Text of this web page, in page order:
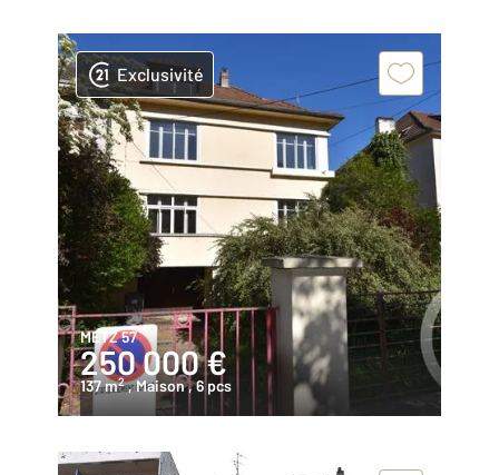
Exclusivité
METZ 57
250 000 €
137 m2 , Maison, 6 pcs